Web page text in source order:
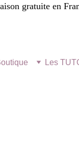
gratuite en
Les